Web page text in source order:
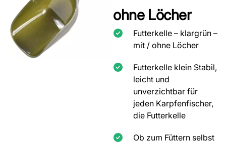
ohne Löcher
Futterkelle – klargrün –
mit / ohne Löcher
Futterkelle klein Stabil,
leicht und
unverzichtbar für
jeden Karpfenfischer,
die Futterkelle
Ob zum Füttern selbst